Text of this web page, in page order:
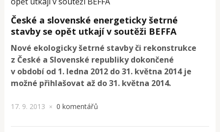
České a slovenské energeticky šetrné
stavby se opět utkají v soutěži BEFFA
Nové ekologicky šetrné stavby či rekonstrukce
z České a Slovenské republiky dokončené
v období od 1. ledna 2012 do 31. května 2014 je
možné přihlašovat až do 31. května 2014.
17. 9. 2013 × 0 komentářů